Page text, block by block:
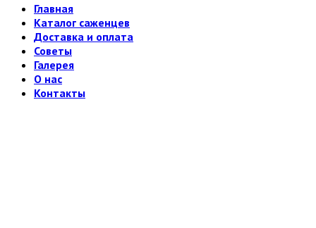
Главная
Каталог саженцев
Доставка и оплата
Советы
Галерея
О нас
Контакты